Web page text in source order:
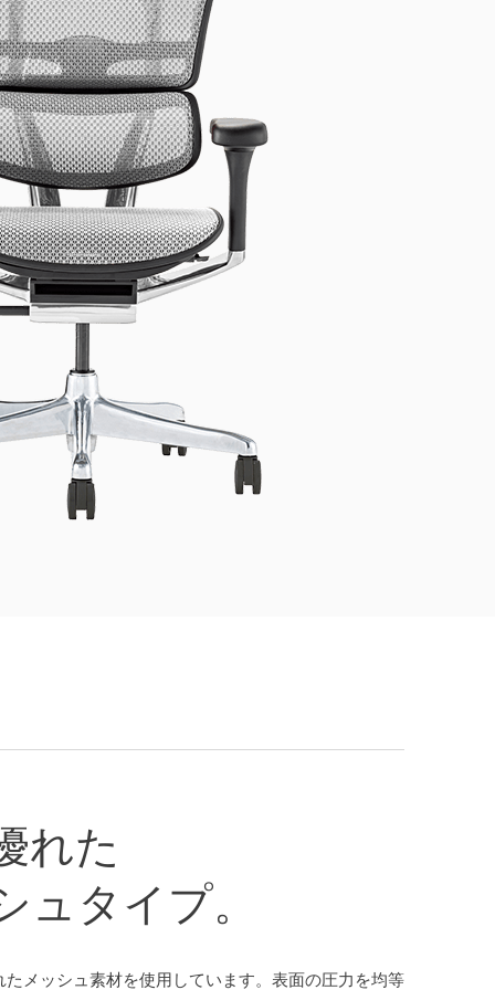
れた
ュタイプ。
メッシュ素材を使用しています。表面の圧力を均等